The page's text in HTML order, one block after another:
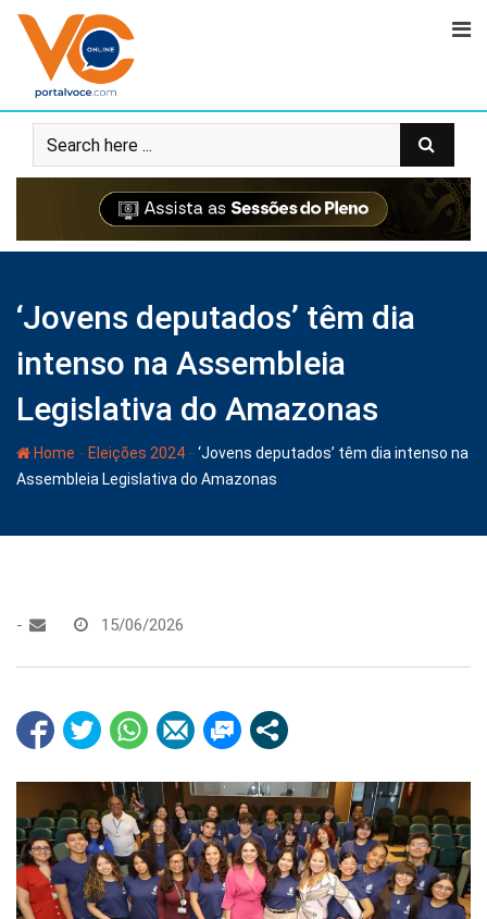
‘Jovens deputados’ têm dia
intenso na Assembleia
Legislativa do Amazonas
Home - Eleições 2024 - ‘Jovens deputados’ têm dia intenso na
Assembleia Legislativa do Amazonas
- 15/06/2026